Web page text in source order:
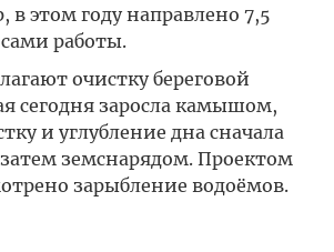
в этом году направлено 7,5
работы.
очистку береговой
сегодня заросла камышом,
и углубление дна сначала
земснарядом. Проектом
зарыбление водоёмов.